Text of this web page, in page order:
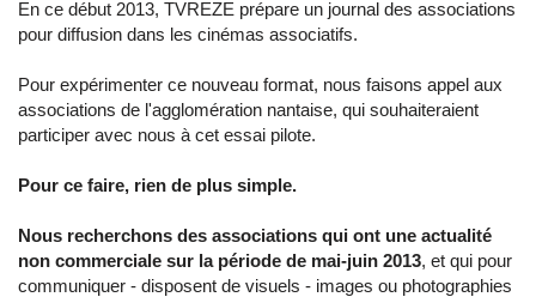
En ce début 2013, TVREZE prépare un journal des associations
pour diffusion dans les cinémas associatifs.
Pour expérimenter ce nouveau format, nous faisons appel aux
associations de l'agglomération nantaise, qui souhaiteraient
participer avec nous à cet essai pilote.
Pour ce faire, rien de plus simple.
Nous recherchons des associations qui ont une actualité
non commerciale sur la période de mai-juin 2013, et qui pour
communiquer - disposent de visuels - images ou photographies